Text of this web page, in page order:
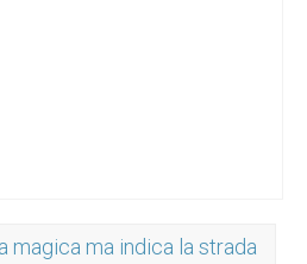
magica ma indica la strada